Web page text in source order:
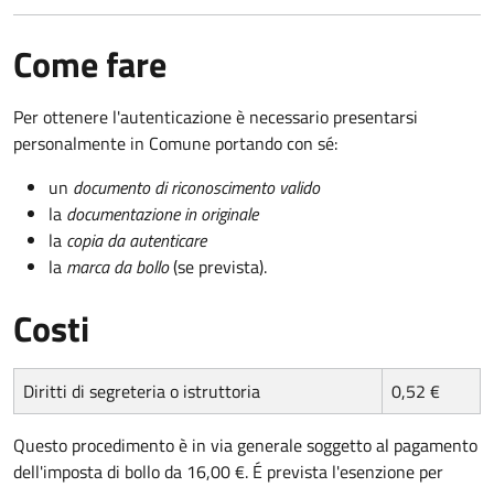
Come fare
Per ottenere l'autenticazione è necessario presentarsi
personalmente in Comune portando con sé:
un documento di riconoscimento valido
la documentazione in originale
la copia da autenticare
la marca da bollo(se prevista).
Costi
Diritti di segreteria o istruttoria 0,52 €
Questo procedimento è in via generale soggetto al pagamento
dell'imposta di bollo da 16,00 €. É prevista l'esenzione per